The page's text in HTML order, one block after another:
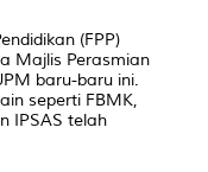
(FPP)
Majlis Perasmian
baru-baru ini.
seperti FBMK,
IPSAS telah